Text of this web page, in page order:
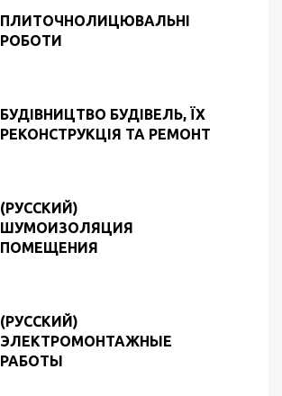
ПЛИТОЧНОЛИЦЮВАЛЬНІ
РОБОТИ
БУДІВНИЦТВО БУДІВЕЛЬ, ЇХ
РЕКОНСТРУКЦІЯ ТА РЕМОНТ
(РУССКИЙ)
ШУМОИЗОЛЯЦИЯ
ПОМЕЩЕНИЯ
(РУССКИЙ)
ЭЛЕКТРОМОНТАЖНЫЕ
РАБОТЫ